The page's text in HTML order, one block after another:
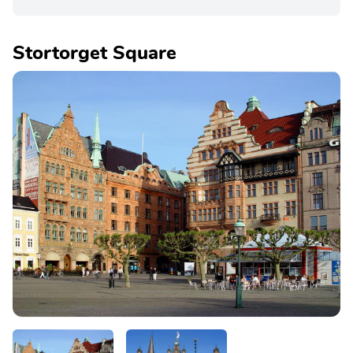
Stortorget Square